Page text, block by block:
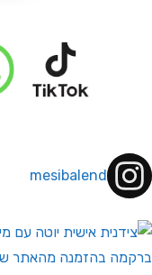
mesibalend
לחברי מועדון ומצטרפים